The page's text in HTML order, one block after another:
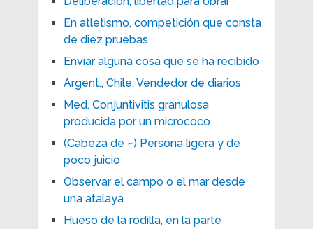
En atletismo, competición que consta
de diez pruebas
Enviar alguna cosa que se ha recibido
Argent., Chile. Vendedor de diarios
Med. Conjuntivitis granulosa
producida por un micrococo
(Cabeza de ~) Persona ligera y de
poco juicio
Observar el campo o el mar desde
una atalaya
Hueso de la rodilla, en la parte